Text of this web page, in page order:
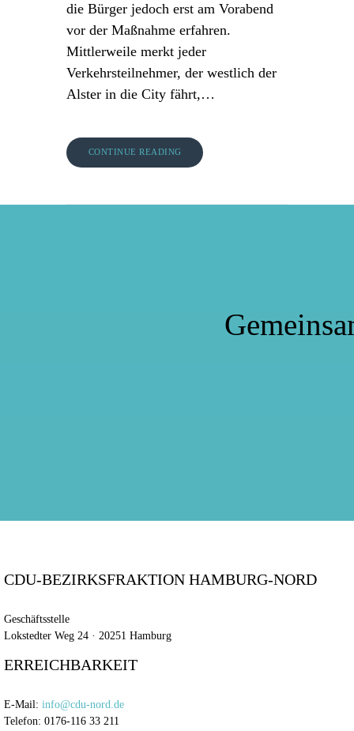
die Bürger jedoch erst am Vorabend
vor der Maßnahme erfahren.
Mittlerweile merkt jeder
Verkehrsteilnehmer, der westlich der
Alster in die City fährt,…
CONTINUE READING
CDU-BEZIRKSFRAKTION HAMBURG-NORD
Geschäftsstelle
Lokstedter Weg 24 · 20251 Hamburg
ERREICHBARKEIT
E-Mail: info@cdu-nord.de
Telefon: 0176-116 33 211